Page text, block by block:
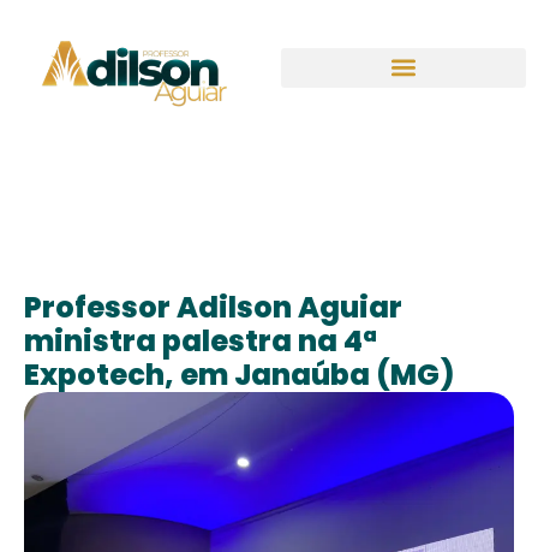
Professor Adilson Aguiar
ministra palestra na 4ª
Expotech, em Janaúba (MG)